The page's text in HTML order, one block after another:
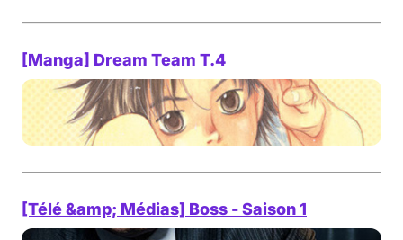
[Manga] Dream Team T.4
[Télé &amp; Médias] Boss - Saison 1